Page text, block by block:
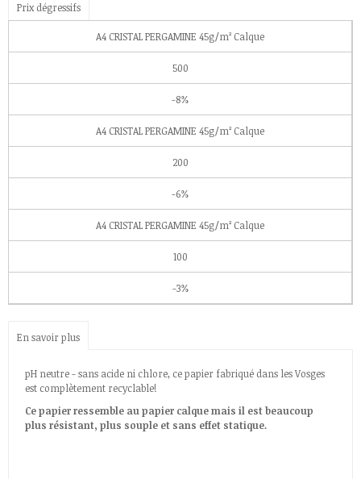
Prix dégressifs
A4 CRISTAL PERGAMINE 45g/m² Calque
500
-8%
A4 CRISTAL PERGAMINE 45g/m² Calque
200
-6%
A4 CRISTAL PERGAMINE 45g/m² Calque
100
-3%
En savoir plus
pH neutre - sans acide ni chlore, ce papier fabriqué dans les Vosges
est complètement recyclable!
Ce papier ressemble au papier calque mais il est beaucoup
plus résistant, plus souple et sans effet statique.